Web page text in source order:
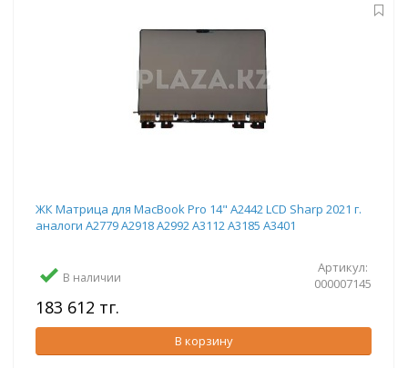
ЖК Матрица для MacBook Pro 14" A2442 LCD Sharp 2021 г.
аналоги A2779 A2918 A2992 A3112 A3185 A3401
В наличии
Артикул:
000007145
183 612 тг.
В корзину